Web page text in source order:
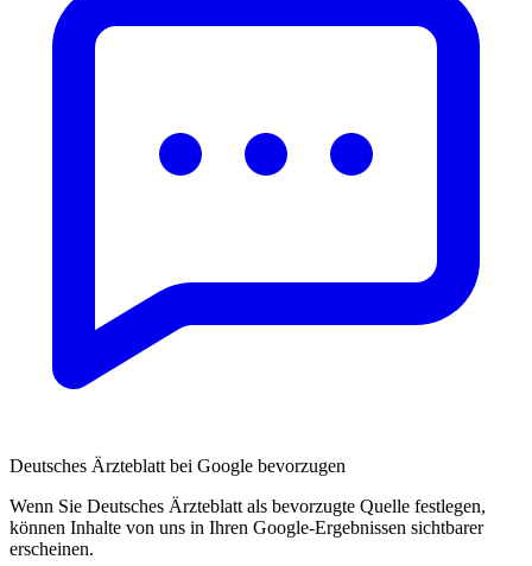
Deutsches Ärzteblatt bei Google bevorzugen
Wenn Sie Deutsches Ärzteblatt als bevorzugte Quelle festlegen,
können Inhalte von uns in Ihren Google-Ergebnissen sichtbarer
erscheinen.